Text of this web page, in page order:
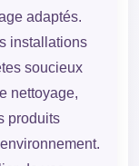
adaptés.
installations
soucieux
nettoyage,
produits